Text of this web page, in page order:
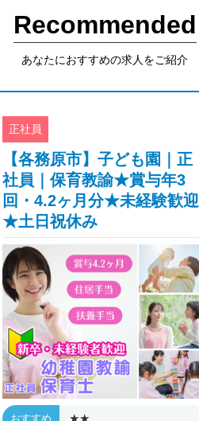
Recommended
あなたにおすすめの求人をご紹介
正社員
【各務原市】子ども園｜正
社員｜保育教諭★賞与年3
回・4.2ヶ月分★未経験歓迎
★土日祝休み
おすすめ